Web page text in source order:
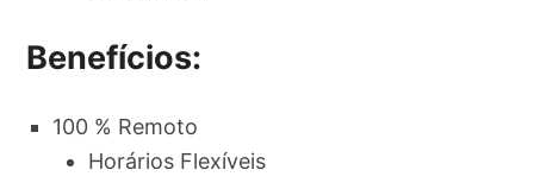
Benefícios:
100 % Remoto
Horários Flexíveis